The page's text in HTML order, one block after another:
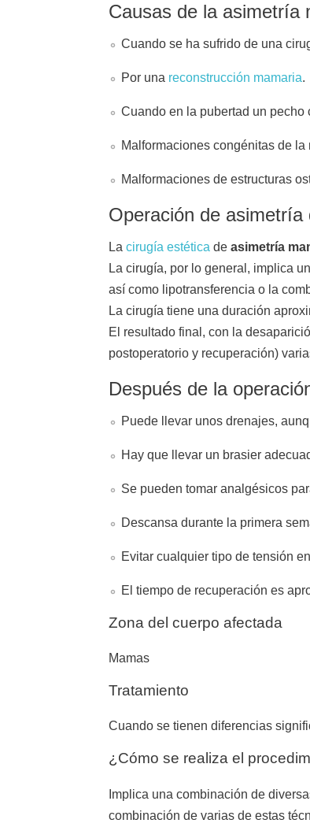
Causas de la asimetría
Cuando se ha sufrido de una
Por una reconstrucción mamaria.
Cuando en la pubertad un pecho
Malformaciones congénitas de la
Malformaciones de estructuras
Operación de asimetría
La cirugía estética de asimetría
La cirugía, por lo general, implica
así como lipotransferencia o la
La cirugía tiene una duración
El resultado final, con la
postoperatorio y recuperación)
Después de la
Puede llevar unos drenajes,
Hay que llevar un brasier
Se pueden tomar analgésicos
Descansa durante la primera
Evitar cualquier tipo de tensión
El tiempo de recuperación es
Zona del cuerpo afectada
Mamas
Tratamiento
Cuando se tienen diferencias
¿Cómo se realiza el
Implica una combinación de
combinación de varias de estas